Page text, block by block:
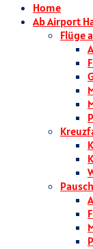
Home
Ab Airport
Flüge